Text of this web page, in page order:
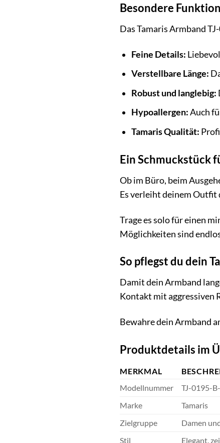
Besondere
Das Tamaris Armband
Feine Details:
Verstellbare Länge:
Robust und langlebig:
Hypoallergen:Auch
Tamaris Qualität:
Ein Schmuckstück
Ob im Büro, beim
Es verleiht deinem Outfit
Trage es solo für einen
Möglichkeiten sind
So pflegst du dein
Damit dein Armband
Kontakt mit aggressiven
Bewahre dein Armband
Produktdetails im
MERKMAL
Modellnummer
TJ-0195-
Marke
Tamaris
Zielgruppe
Damen
Stil
Elegant,